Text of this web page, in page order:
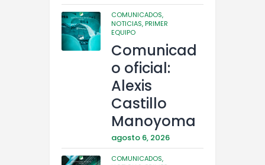
COMUNICADOS,
NOTICIAS,PRIMER
EQUIPO
Comunicad
o oficial:
Alexis
Castillo
Manoyoma
agosto 6, 2026
COMUNICADOS,